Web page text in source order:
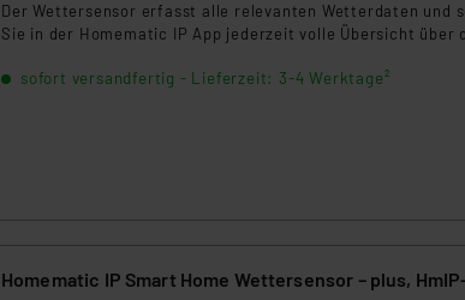
Der Wettersensor erfasst alle relevanten Wetterdaten und
Sie in der Homematic IP App jederzeit volle Übersicht über
sofort versandfertig - Lieferzeit: 3-4 Werktage²
Homematic IP Smart Home Wettersensor – plus,